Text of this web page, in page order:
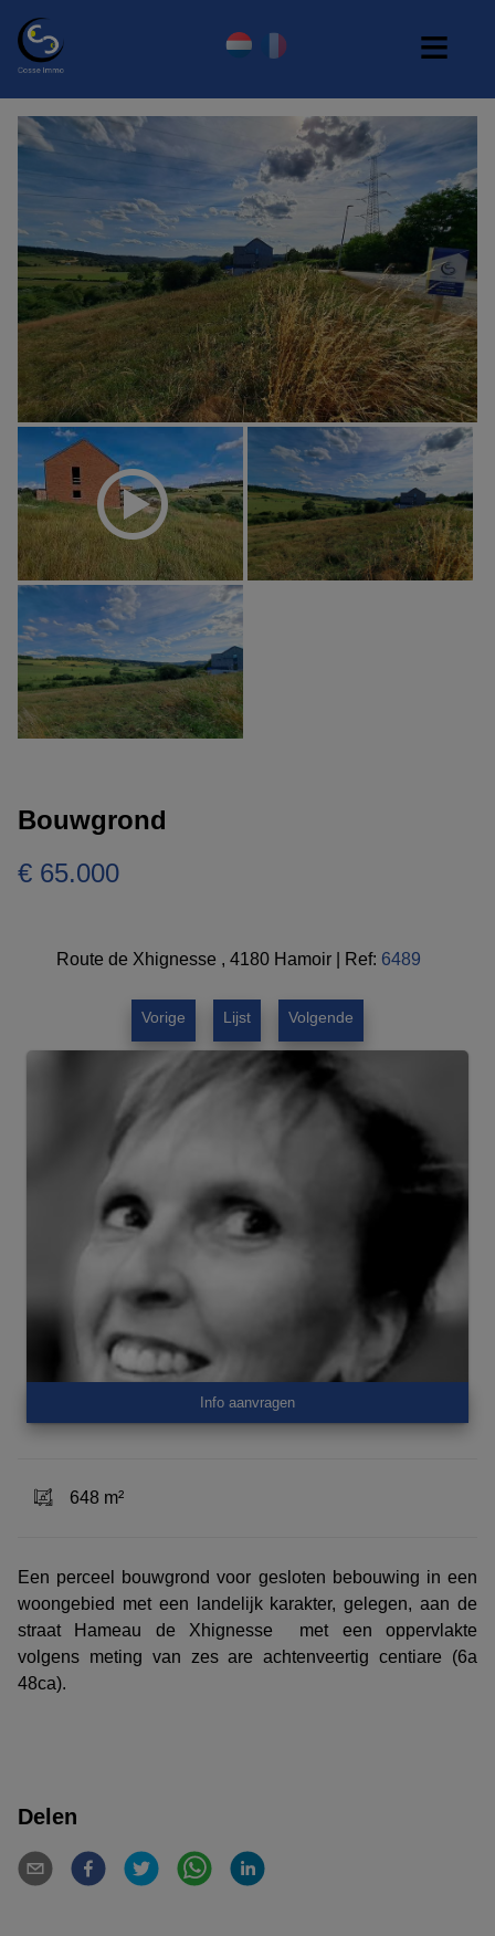
Bouwgrond
€ 65.000
Route de Xhignesse , 4180 Hamoir Ref: 6489
Vorige Lijst Volgende
Info aanvragen
648 m²
Een perceel bouwgrond voor gesloten bebouwing in een
woongebied met een landelijk karakter, gelegen, aan de
straat Hameau de Xhignesse met een oppervlakte
volgens meting van zes are achtenveertig centiare (6a
48ca).
Delen